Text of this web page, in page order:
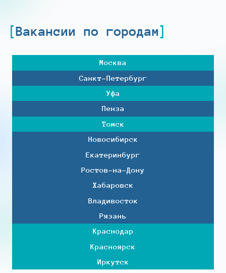
Вакансии по городам
Москва
Санкт-Петербург
Уфа
Пенза
Томск
Новосибирск
Екатеринбург
Ростов-на-Дону
Хабаровск
Владивосток
Рязань
Краснодар
Красноярск
Иркутск